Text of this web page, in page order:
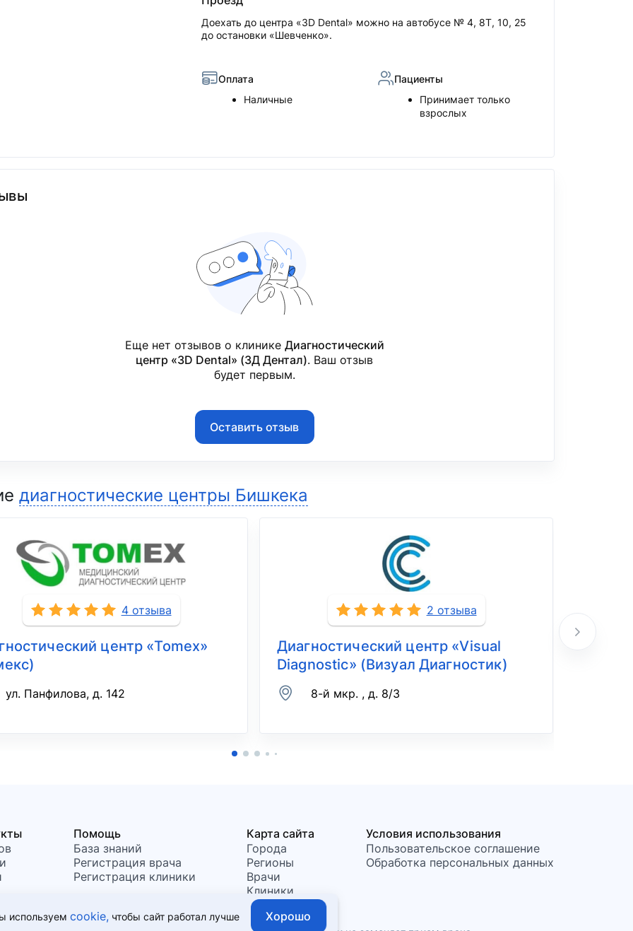
используемcookie, чтобы сайт работал лучше Хорошо
Доехать до центра «3D Dental» можно на автобусе № 4, 8Т, 10, 25
до остановки «Шевченко».
Оплата
Наличные
Пациенты
Принимает только
взрослых
Еще нет отзывов о клинике Диагностический
центр «3D Dental» (3Д Дентал). Ваш отзыв
будет первым.
Оставить отзыв
диагностические центры Бишкека
4 отзыва
центр «Tomex»
ул. Панфилова, д. 142
2 отзыва
Диагностический центр «Visual
Diagnostic» (Визуал Диагностик)
8-й мкр. , д. 8/3
Помощь
База знаний
Регистрация врача
Регистрация клиники
Карта сайта
Города
Регионы
Врачи
Клиники
Условия использования
Пользовательское соглашение
Обработка персональных данных